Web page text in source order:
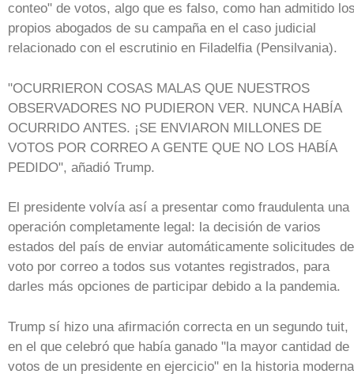
conteo" de votos, algo que es falso, como han admitido
propios abogados de su campaña en el caso judicial
relacionado con el escrutinio en Filadelfia (Pensilvania).
"OCURRIERON COSAS MALAS QUE NUESTROS
OBSERVADORES NO PUDIERON VER. NUNCA HABÍA
OCURRIDO ANTES. ¡SE ENVIARON MILLONES DE
VOTOS POR CORREO A GENTE QUE NO LOS HABÍA
PEDIDO", añadió Trump.
El presidente volvía así a presentar como fraudulenta una
operación completamente legal: la decisión de varios
estados del país de enviar automáticamente solicitudes de
voto por correo a todos sus votantes registrados, para
darles más opciones de participar debido a la pandemia.
Trump sí hizo una afirmación correcta en un segundo tuit,
en el que celebró que había ganado "la mayor cantidad de
votos de un presidente en ejercicio" en la historia moderna